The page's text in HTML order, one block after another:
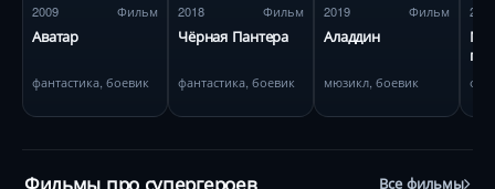
2009 Фильм
Аватар
фантастика, боевик
2018 Фильм
Чёрная Пантера
фантастика, боевик
2019 Фильм
Аладдин
мюзикл, боевик
2015
Фильмы про супергероев Все фильмы